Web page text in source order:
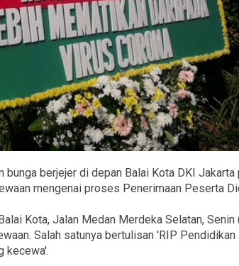
bunga berjejer di depan Balai Kota DKI Jakarta
mengenai proses Penerimaan Peserta
Kota, Jalan Medan Merdeka Selatan,
Salah satunya bertulisan 'RIP
kecewa'.